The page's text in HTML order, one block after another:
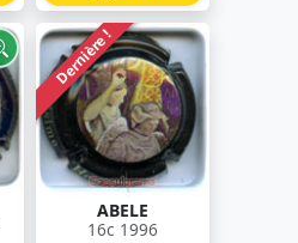
Dernière !
ABELE
16c 1996